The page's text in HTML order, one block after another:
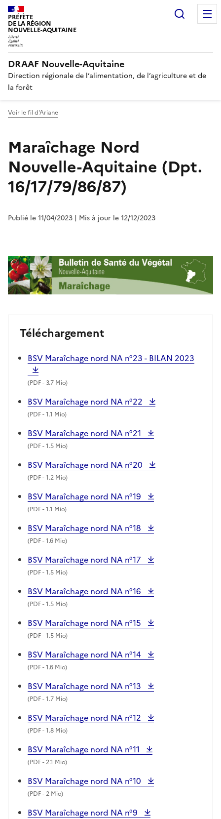
PRÉFÈTE
DE LA RÉGION
NOUVELLE-AQUITAINE
DRAAF Nouvelle-Aquitaine
Direction régionale de l’alimentation, de l’agriculture et de
la forêt
Voir le fil d'Ariane
Maraîchage Nord
Nouvelle-Aquitaine (Dpt.
16/17/79/86/87)
Publié le 11/04/2023 | Mis à jour le 12/12/2023
Téléchargement
BSV Maraîchage nord NA n°23 - BILAN 2023
(PDF- 3.7 Mio)
BSV Maraîchage nord NA n°22
(PDF- 1.1 Mio)
BSV Maraîchage nord NA n°21
(PDF- 1.5 Mio)
BSV Maraîchage nord NA n°20
(PDF- 1.2 Mio)
BSV Maraîchage nord NA n°19
(PDF- 1.1 Mio)
BSV Maraîchage nord NA n°18
(PDF- 1.6 Mio)
BSV Maraîchage nord NA n°17
(PDF- 1.5 Mio)
BSV Maraîchage nord NA n°16
(PDF- 1.5 Mio)
BSV Maraîchage nord NA n°15
(PDF- 1.5 Mio)
BSV Maraîchage nord NA n°14
(PDF- 1.6 Mio)
BSV Maraîchage nord NA n°13
(PDF- 1.7 Mio)
BSV Maraîchage nord NA n°12
(PDF- 1.8 Mio)
BSV Maraîchage nord NA n°11
(PDF- 2.1 Mio)
BSV Maraîchage nord NA n°10
(PDF- 2 Mio)
BSV Maraîchage nord NA n°9